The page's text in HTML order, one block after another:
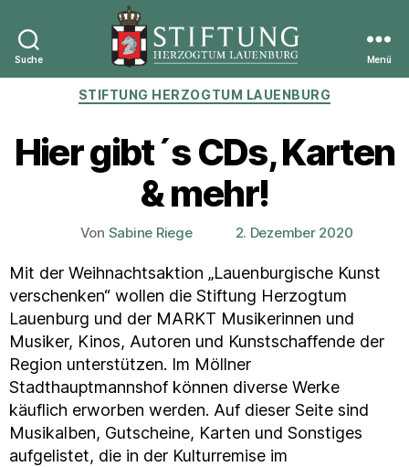
Suche
Stiftung
Herzogtum
Menü
Kategorien
STIFTUNG HERZOGTUM LAUENBURG
Hier gibt´s CDs, Karten
& mehr!
Beitragsautor
Von Sabine Riege Veröffentlichungsdatum
2. Dezember 2020
Mit der Weihnachtsaktion „Lauenburgische Kunst
verschenken“ wollen die Stiftung Herzogtum
Lauenburg und der MARKT Musikerinnen und
Musiker, Kinos, Autoren und Kunstschaffende der
Region unterstützen. Im Möllner
Stadthauptmannshof können diverse Werke
käuflich erworben werden. Auf dieser Seite sind
Musikalben, Gutscheine, Karten und Sonstiges
aufgelistet, die in der Kulturremise im